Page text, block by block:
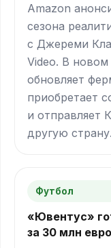
Amazon
сезона
с Джереми
Video. В новом
обновляет
приобретает
и отправляет
другую страну.
Футбол
«Ювентус»
за 30 млн евро